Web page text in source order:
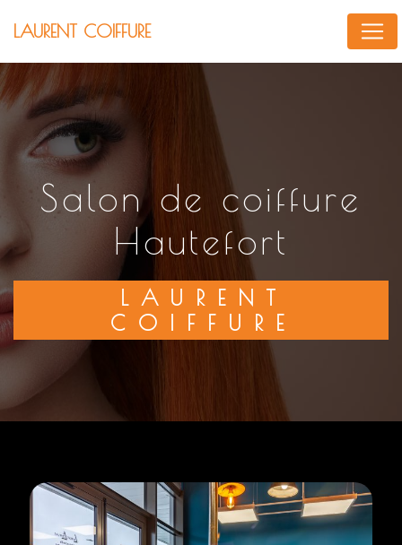
LAURENT COIFFURE
salon de coiffure
Hautefort
LAURENT
COIFFURE